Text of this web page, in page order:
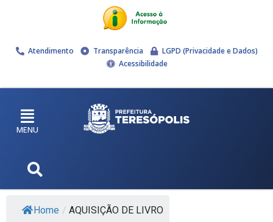
Atendimento Transparência
LGPD (Privacidade e Dados)
Acessibilidade
MENU
Home / AQUISIÇÃO DE LIVRO